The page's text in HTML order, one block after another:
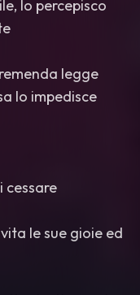
lo percepisco
legge
lo impedisce
cessare
le sue gioie ed